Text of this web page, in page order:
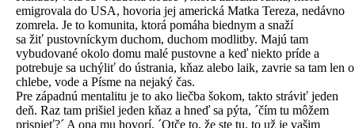
emigrovala do USA, hovoria jej americká Matka Tereza, nedávno
zomrela. Je to komunita, ktorá pomáha biednym a snaží
sa žiť pustovníckym duchom, duchom modlitby. Majú tam
vybudované okolo domu malé pustovne a keď niekto príde a
potrebuje sa uchýliť do ústrania, kňaz alebo laik, zavrie sa tam len o
chlebe, vode a Písme na nejaký čas.
Pre západnú mentalitu je to ako liečba šokom, takto stráviť jeden
deň. Raz tam prišiel jeden kňaz a hneď sa pýta, ´čím tu môžem
prispieť?´ A ona mu hovorí, ´Otče to, že ste tu, to už je vašim